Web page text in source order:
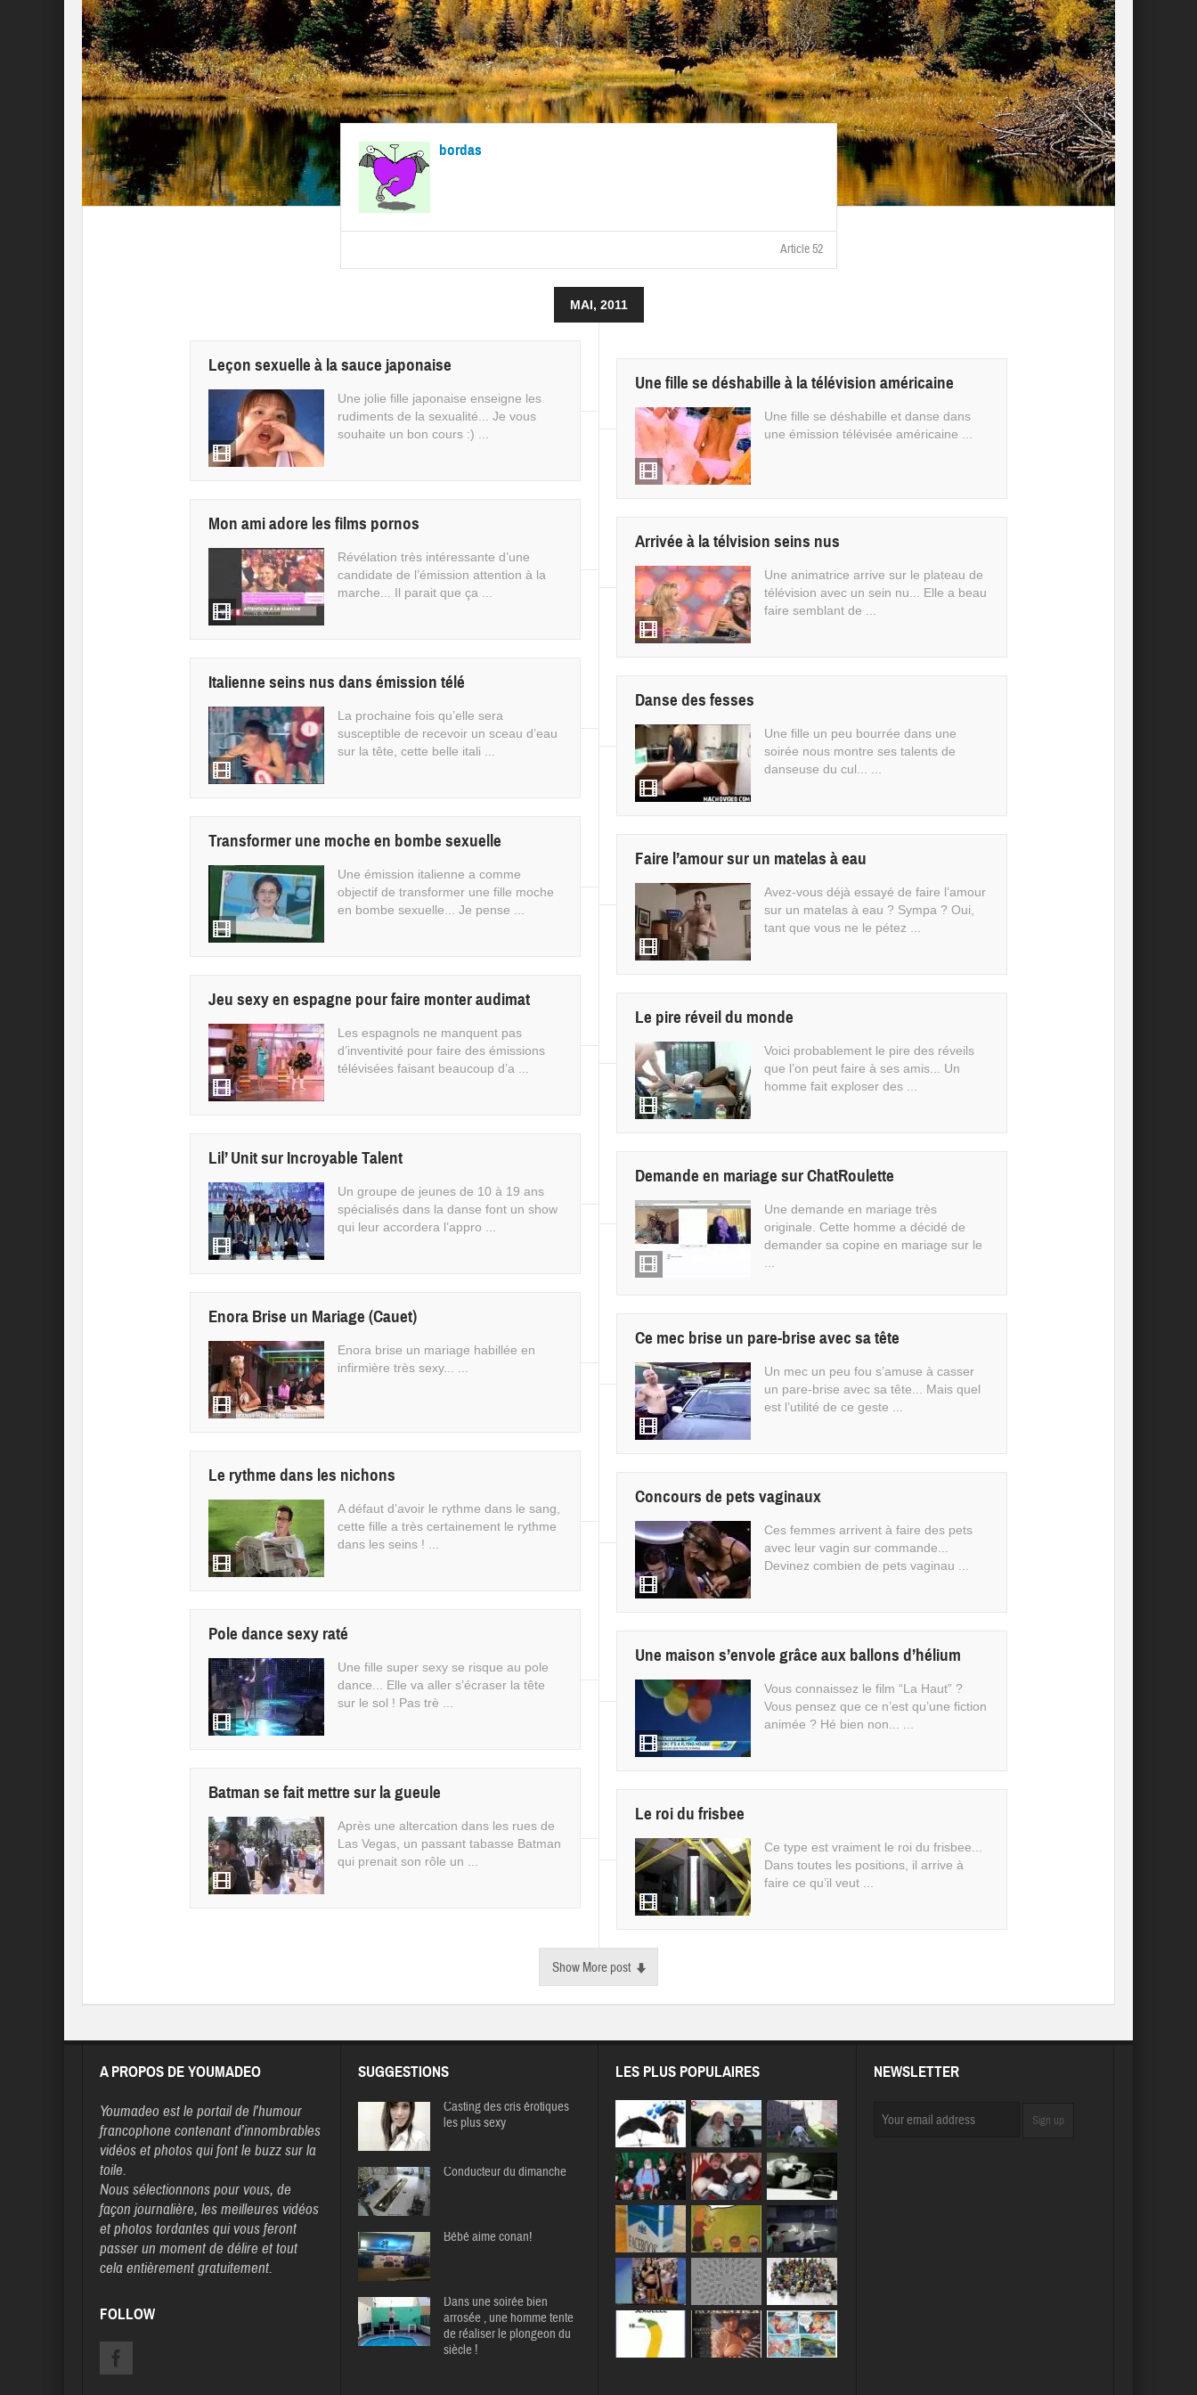
bordas
Article 52
MAI, 2011
Leçon sexuelle à la sauce japonaise
Une jolie fille japonaise enseigne les
rudiments de la sexualité... Je vous
souhaite un bon cours :) ...
Une fille se déshabille à la télévision américaine
Une fille se déshabille et danse dans
une émission télévisée américaine ...
Mon ami adore les films pornos
Révélation très intéressante d’une
candidate de l’émission attention à la
marche... Il parait que ça ...
Arrivée à la télvision seins nus
Une animatrice arrive sur le plateau de
télévision avec un sein nu... Elle a beau
faire semblant de ...
Italienne seins nus dans émission télé
La prochaine fois qu’elle sera
susceptible de recevoir un sceau d’eau
sur la tête, cette belle itali ...
Danse des fesses
Une fille un peu bourrée dans une
soirée nous montre ses talents de
danseuse du cul... ...
Transformer une moche en bombe sexuelle
Une émission italienne a comme
objectif de transformer une fille moche
en bombe sexuelle... Je pense ...
Faire l’amour sur un matelas à eau
Avez-vous déjà essayé de faire l’amour
sur un matelas à eau ? Sympa ? Oui,
tant que vous ne le pétez ...
Jeu sexy en espagne pour faire monter audimat
Les espagnols ne manquent pas
d’inventivité pour faire des émissions
télévisées faisant beaucoup d’a ...
Le pire réveil du monde
Voici probablement le pire des réveils
que l’on peut faire à ses amis... Un
homme fait exploser des ...
Lil’ Unit sur Incroyable Talent
Un groupe de jeunes de 10 à 19 ans
spécialisés dans la danse font un show
qui leur accordera l’appro ...
Demande en mariage sur ChatRoulette
Une demande en mariage très
originale. Cette homme a décidé de
demander sa copine en mariage sur le
Enora Brise un Mariage (Cauet)
Enora brise un mariage habillée en
infirmière très sexy... ...
Ce mec brise un pare-brise avec sa tête
Un mec un peu fou s’amuse à casser
un pare-brise avec sa tête... Mais quel
est l’utilité de ce geste ...
Le rythme dans les nichons
A défaut d’avoir le rythme dans le sang,
cette fille a très certainement le rythme
dans les seins ! ...
Concours de pets vaginaux
Ces femmes arrivent à faire des pets
avec leur vagin sur commande...
Devinez combien de pets vaginau ...
Pole dance sexy raté
Une fille super sexy se risque au pole
dance... Elle va aller s’écraser la tête
sur le sol ! Pas trè ...
Une maison s’envole grâce aux ballons d’hélium
Vous connaissez le film “La Haut” ?
Vous pensez que ce n’est qu’une fiction
animée ? Hé bien non... ...
Batman se fait mettre sur la gueule
Après une altercation dans les rues de
Las Vegas, un passant tabasse Batman
qui prenait son rôle un ...
Le roi du frisbee
Ce type est vraiment le roi du frisbee...
Dans toutes les positions, il arrive à
faire ce qu’il veut ...
Show More post
A PROPOS DE YOUMADEO
Youmadeo est le portail de l’humour
francophone contenant d’innombrables
vidéos et photos qui font le buzz sur la
toile.
Nous sélectionnons pour vous, de
façon journalière, les meilleures vidéos
et photos tordantes qui vous feront
passer un moment de délire et tout
cela entièrement gratuitement.
FOLLOW
SUGGESTIONS
Casting des cris érotiques
les plus sexy
Conducteur du dimanche
Bébé aime conan!
Dans une soirée bien
arrosée , une homme tente
de réaliser le plongeon du
siècle !
LES PLUS POPULAIRES NEWSLETTER